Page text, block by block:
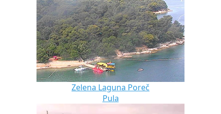
Zelena Laguna Poreč
Pula